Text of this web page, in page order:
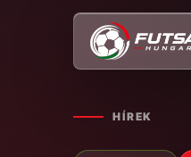
HÍREK